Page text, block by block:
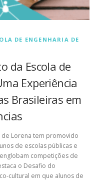
DE ENGENHARIA DE
da Escola de
Experiência
Brasileiras em
de Lorena tem promovido
de escolas públicas e
competições de
o Desafio do
cultural em que alunos de